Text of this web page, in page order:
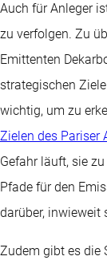
Auch für Anleger
zu verfolgen. Zu
Emittenten
strategischen
wichtig, um zu
Zielen des Pariser
Gefahr läuft, sie
Pfade für den
darüber, inwieweit
Zudem gibt es die